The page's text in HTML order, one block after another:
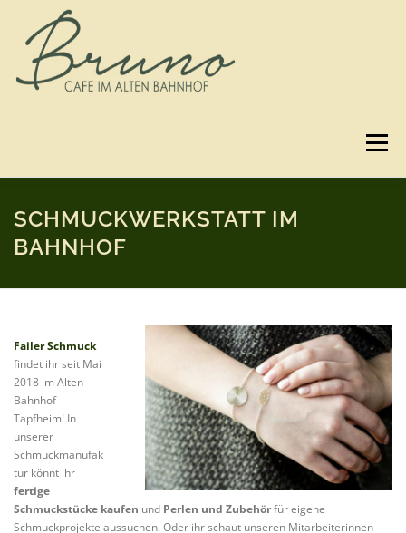
springen
Menü
SPEISEKARTE GUTSCHEINE BILDER
IMPRESSUM & DATENSCHUTZ
SCHMUCKWERKSTATT IM
BAHNHOF
Failer Schmuck
findet ihr seit Mai
2018 im Alten
Bahnhof
Tapfheim! In
unserer
Schmuckmanufak
tur könnt ihr
fertige
Schmuckstücke kaufen und Perlen und Zubehörfür eigene
Schmuckprojekte aussuchen. Oder ihr schaut unseren Mitarbeiterinnen